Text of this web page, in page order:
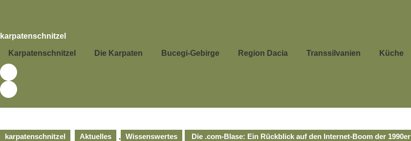
karpatenschnitzel
Karpatenschnitzel Die Karpaten Bucegi-Gebirge Region Dacia Transsilvanien Küche
karpatenschnitzel Aktuelles , Wissenswertes Die .com-Blase: Ein Rückblick auf den Internet-Boom der 1990er